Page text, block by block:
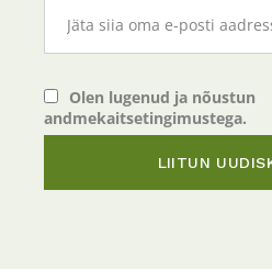
Olen lugenud ja nõustun
andmekaitsetingimustega.